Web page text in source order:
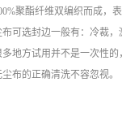
聚酯纤维双编织而成，
可选封边一般有：冷裁
地方试用并不是一次性
布的正确清洗不容忽视。